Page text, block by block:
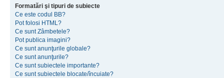
Formatări şi tipuri de subiecte
Ce este codul BB?
Pot folosi HTML?
Ce sunt Zâmbetele?
Pot publica imagini?
Ce sunt anunţurile globale?
Ce sunt anunţurile?
Ce sunt subiectele importante?
Ce sunt subiectele blocate/încuiate?